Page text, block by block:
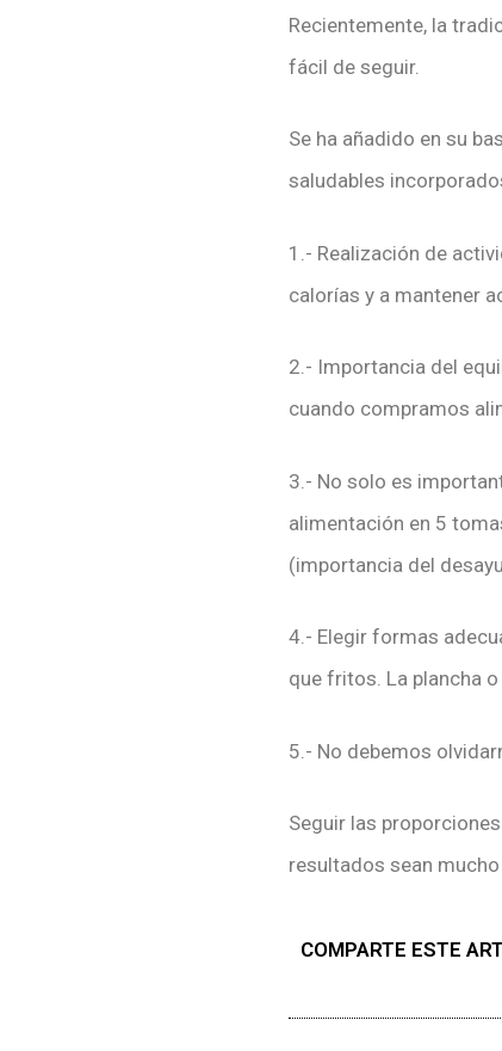
Recientemente, la
fácil de seguir.
Se ha añadido en su
saludables
1.- Realización de
calorías y a mantener
2.- Importancia del
cuando compramos
3.- No solo es
alimentación en 5
(importancia del
4.- Elegir formas
que fritos. La plancha
5.- No debemos
Seguir las
resultados sean
COMPARTE ESTE